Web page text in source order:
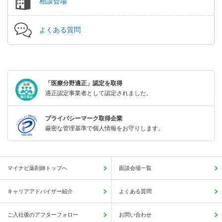
よくある質問
「医療分野適正」認定を取得
適正認定事業者として認定されました。
プライバシーマーク取得企業
厳密な管理基準で個人情報をお守りします。
マイナビ薬剤師トップへ 面談会場一覧
キャリアアドバイザー紹介 よくある質問
ご入社後のアフターフォロー お問い合わせ